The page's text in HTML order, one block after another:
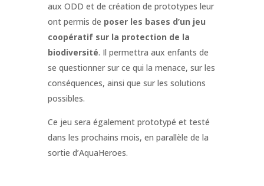
aux ODD et de création de prototypes leur
ont permis de poser les bases d’un jeu
coopératif sur la protection de la
biodiversité. Il permettra aux enfants de
se questionner sur ce qui la menace, sur les
conséquences, ainsi que sur les solutions
possibles.
Ce jeu sera également prototypé et testé
dans les prochains mois, en parallèle de la
sortie d’AquaHeroes.